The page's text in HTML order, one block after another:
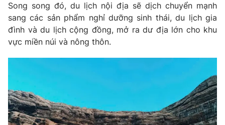
Song song đó, du lịch nội địa sẽ dịch chuyển mạnh
sang các sản phẩm nghỉ dưỡng sinh thái, du lịch gia
đình và du lịch cộng đồng, mở ra dư địa lớn cho khu
vực miền núi và nông thôn.